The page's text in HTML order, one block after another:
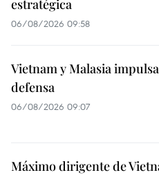
estratégica
06/08/2026 09:58
Vietnam y Malasia
defensa
06/08/2026 09:07
Máximo dirigente de